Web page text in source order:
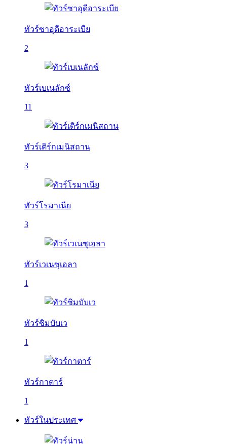
ทัวร์ซาอุดีอาระเบีย
2
ทัวร์เบเนลักซ์
11
ทัวร์เติร์กเมนิสถาน
3
ทัวร์โรมาเนีย
3
ทัวร์เวเนซุเอลา
1
ทัวร์ซิมบับเว
1
ทัวร์กาตาร์
1
ทัวร์ในประเทศ